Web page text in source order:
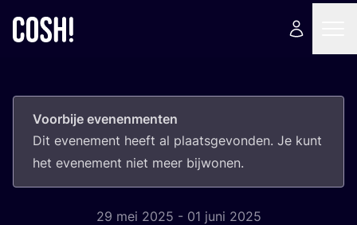
Voorbije evenenmenten
Dit eve­ne­ment heeft al plaats­ge­von­den. Je kunt
het eve­ne­ment niet meer bijwonen.
29 mei 2025 - 01 juni 2025